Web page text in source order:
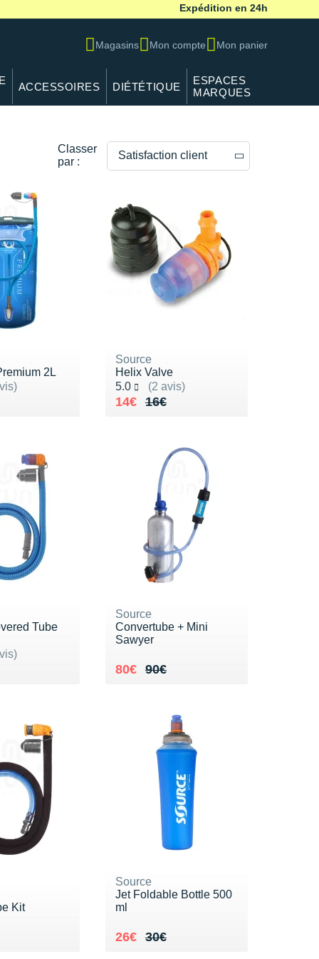
Expédition en 24h
Magasins Mon compte Mon panier
ACCESSOIRES DIÉTÉTIQUE
ESPACES
MARQUES
Classer
par :
Satisfaction client
Prix croissants
Satisfaction client
2L
5
Source
Helix Valve
5.0
(2 avis)
Noté 5.0 sur 5
16€
Au lieu de 16€
14€
Vendu 14€
Tube
5
Source
Convertube + Mini
Sawyer
90€
Au lieu de 90€
80€
Vendu 80€
Kit
Source
Jet Foldable Bottle 500
ml
30€
Au lieu de 30€
26€
Vendu 26€